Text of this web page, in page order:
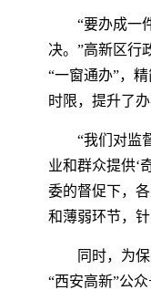
“要办成一
决。”高新区行
“一窗通办”，
时限，提升了办
“我们对监
业和群众提供‘
委的督促下，
和薄弱环节，
同时，为
“西安高新”公